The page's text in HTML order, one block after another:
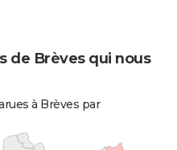
de Brèves qui nous
à Brèves par